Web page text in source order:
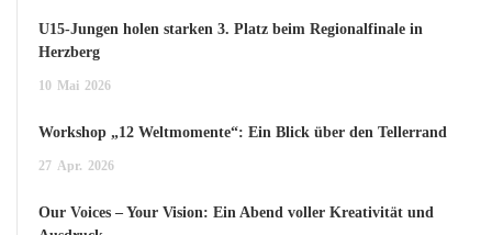
U15-Jungen holen starken 3. Platz beim Regionalfinale in
Herzberg
10 Mai 2026
Workshop „12 Weltmomente“: Ein Blick über den Tellerrand
27 Apr. 2026
Our Voices – Your Vision: Ein Abend voller Kreativität und